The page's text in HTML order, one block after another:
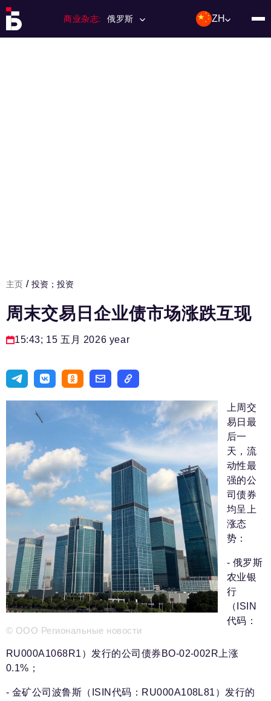
商业杂志: 俄罗斯 ZH
人力资源部
房间人
生活方式
国防工业
编辑部的电话号码:+7 495 727-01-67
编辑电子邮件:
新闻部
info@business-magazine.online
广告部
reklama@business-magazine.online
发行部/编辑订阅
合作伙伴关系部
partner@business-magazine.online
主页 / 投资；投资
周末交易日企业债市场涨跌互现
15:43; 15 五月 2026 year
© ООО Региональные новости
上周交
易日最
后一
天，流
动性最
强的公
司债券
均呈上
涨态
势：
- 俄罗斯
农业银
行
（ISIN
代码：
RU000A1068R1）发行的公司债券BO-02-002R上涨
0.1%；
- 金矿公司波鲁斯（ISIN代码：RU000A108L81）发行的